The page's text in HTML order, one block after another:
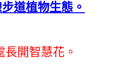
道植物生態。
開智慧花。